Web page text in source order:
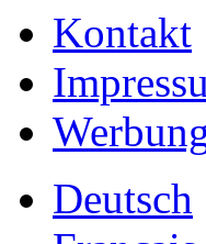
Kontakt
Deutsch